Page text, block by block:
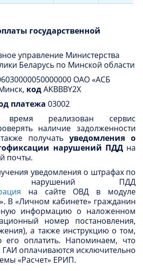
государственной
управление Министерства
Беларусь по Минской области
ОАО «АСБ
кодAKBBBY2X
платежа 03002
реализован сервис
наличие задолженности
получать уведомления о
нарушений ПДДна
почты.
уведомления о штрафах по
нарушений ПДД
на сайте ОВД в модуле
». В «Личном кабинете» гражданин
информацию о наложенном
номер постановления,
а также инструкцию о том,
оплатить. Напоминаем, что
оплачиваются исключительно
«Расчет» ЕРИП.